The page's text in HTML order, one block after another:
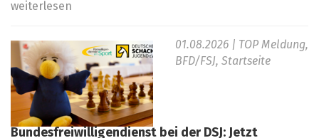
weiterlesen
01.08.2026 | TOP Meldung,
BFD/FSJ, Startseite
Bundesfreiwilligendienst bei der DSJ: Jetzt